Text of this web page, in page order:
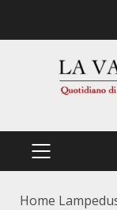
PRIMÄRES
Home